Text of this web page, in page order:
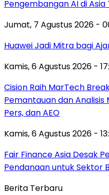
Pengembangan AI di
Jumat, 7 Agustus 2026 -
Huawei Jadi Mitra bagi
Kamis, 6 Agustus 2026 -
Cision Raih MarTech
Pemantauan dan Analisis
Pers, dan AEO
Kamis, 6 Agustus 2026 -
Fair Finance Asia Desak
Pendanaan untuk Sektor
Berita Terbaru